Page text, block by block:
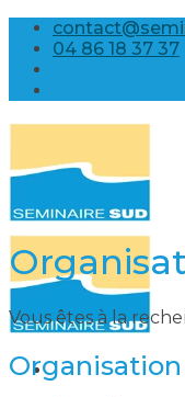
Skip
content
04 86 18 37 37
Vous êtes à la